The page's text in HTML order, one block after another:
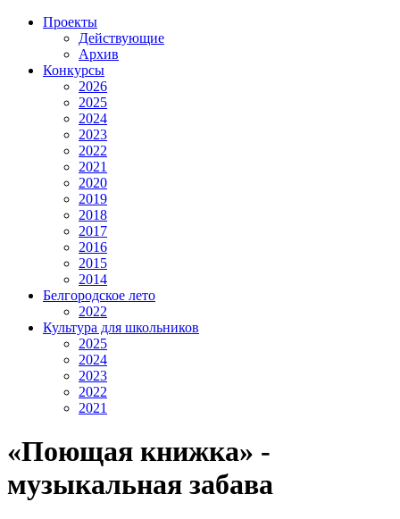
Проекты
Действующие
Архив
Конкурсы
2026
2025
2024
2023
2022
2021
2020
2019
2018
2017
2016
2015
2014
Белгородское лето
2022
Культура для школьников
2025
2024
2023
2022
2021
«Поющая книжка» -
музыкальная забава